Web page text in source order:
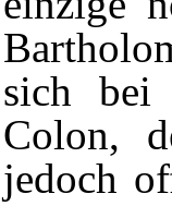
sich bei
Colon,
jedoch